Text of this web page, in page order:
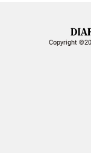
Copyright